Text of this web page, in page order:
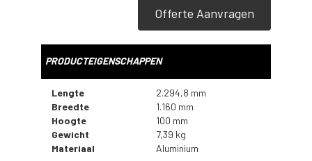
Offerte Aanvragen
PRODUCTEIGENSCHAPPEN
Lengte
2.294,8 mm
Breedte
1.160 mm
Hoogte
100 mm
Gewicht
7,39 kg
Materiaal
Aluminium